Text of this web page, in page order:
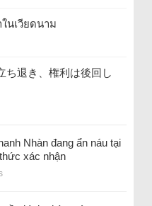
นเวียดนาม
ち退き、権利は後回し
Nhàn đang ẩn náu tại
xác nhận